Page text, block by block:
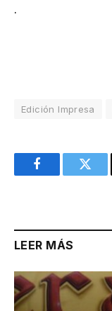
.
Edición Impresa
Facebook
LEER MÁS